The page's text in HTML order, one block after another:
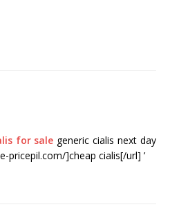
for sale generic cialis next day
pricepil.com/]cheap cialis[/url] ’